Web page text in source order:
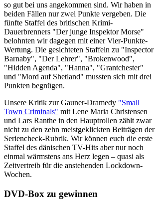
so gut bei uns angekommen sind. Wir haben in
beiden Fällen nur zwei Punkte vergeben. Die
fünfte Staffel des britischen Krimi-
Dauerbrenners "Der junge Inspektor Morse"
belohnten wir dagegen mit einer Vier-Punkte-
Wertung. Die gesichteten Staffeln zu "Inspector
Barnaby", "Der Lehrer", "Brokenwood",
"Hidden Agenda", "Hanna", "Grantchester"
und "Mord auf Shetland" mussten sich mit drei
Punkten begnügen.
Unsere Kritik zur Gauner-Dramedy "Small
Town Criminals" mit Lene Maria Christensen
und Lars Ranthe in den Hauptrollen zählt zwar
nicht zu den zehn meistgeklickten Beiträgen der
Seriencheck-Rubrik. Wir können euch die erste
Staffel des dänischen TV-Hits aber nur noch
einmal wärmstens ans Herz legen – quasi als
Zeitvertreib für die anstehenden Lockdown-
Wochen.
DVD-Box zu gewinnen